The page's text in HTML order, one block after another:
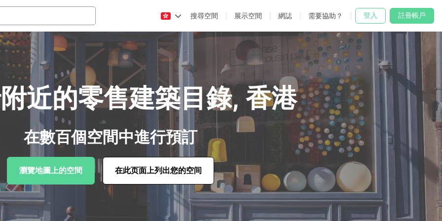
搜尋空間 展示空間 網誌 需要協助？ 登入 註冊帳戶
近的零售建築目錄, 香港
在數百個空間中進行預訂
瀏覽地圖上的空間 在此页面上列出您的空间